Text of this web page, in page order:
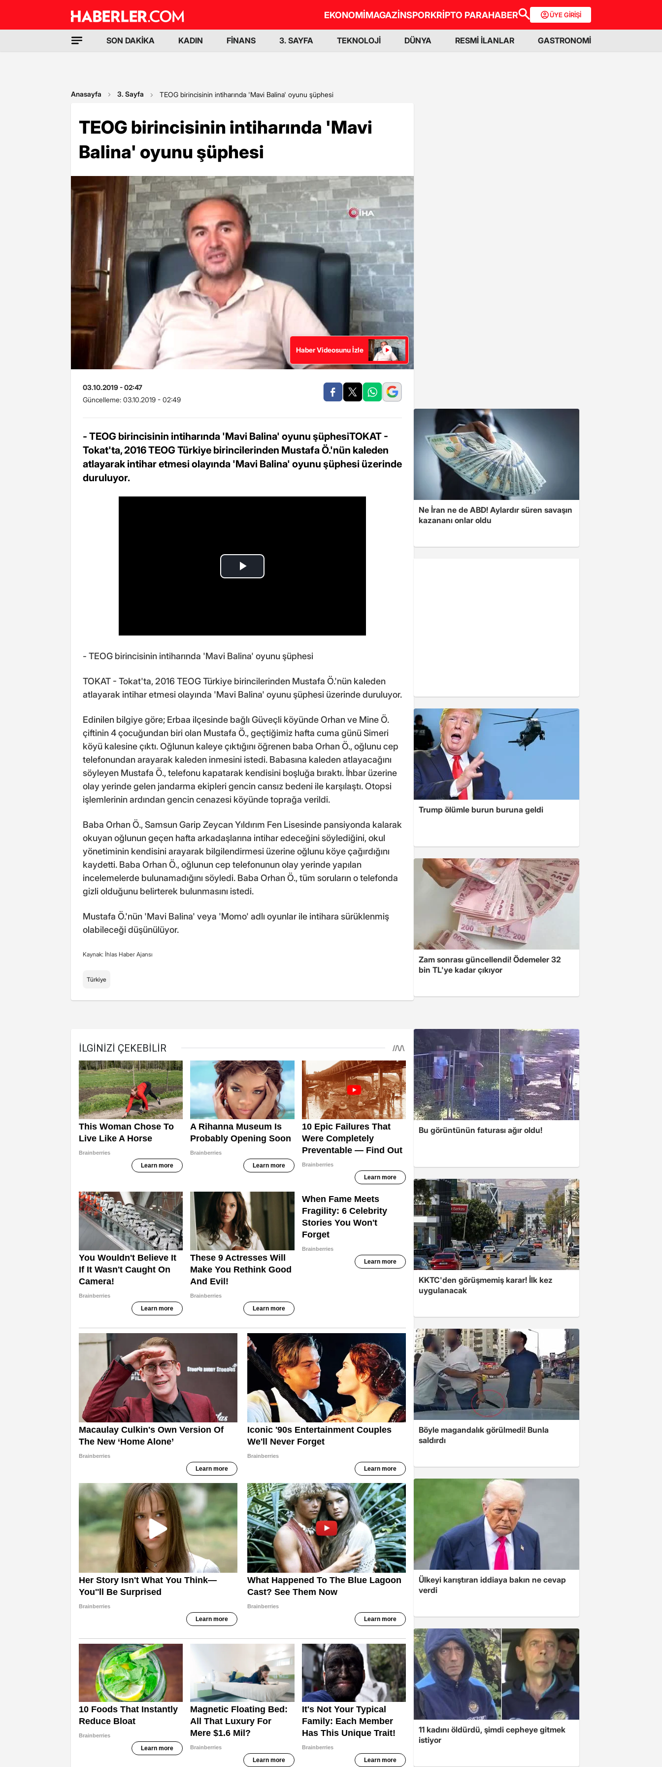
EKONOMİMAGAZİNSPORKRİPTO PARAHABER ÜYE GİRİŞİ
SON DAKİKA KADIN FİNANS 3. SAYFA TEKNOLOJİ DÜNYA RESMİ İLANLAR GASTRONOMİ
Anasayfa 3. Sayfa TEOG birincisinin intiharında 'Mavi Balina' oyunu şüphesi
TEOG birincisinin intiharında 'Mavi
Balina' oyunu şüphesi
Haber Videosunu İzle
03.10.2019 - 02:47
Güncelleme: 03.10.2019 - 02:49
- TEOG birincisinin intiharında 'Mavi Balina' oyunu şüphesiTOKAT -
Tokat'ta, 2016 TEOG Türkiye birincilerinden Mustafa Ö.'nün kaleden
atlayarak intihar etmesi olayında 'Mavi Balina' oyunu şüphesi üzerinde
duruluyor.
- TEOG birincisinin intiharında 'Mavi Balina' oyunu şüphesi
TOKAT - Tokat'ta, 2016 TEOG Türkiye birincilerinden Mustafa Ö.'nün kaleden
atlayarak intihar etmesi olayında 'Mavi Balina' oyunu şüphesi üzerinde duruluyor.
Edinilen bilgiye göre; Erbaa ilçesinde bağlı Güveçli köyünde Orhan ve Mine Ö.
çiftinin 4 çocuğundan biri olan Mustafa Ö., geçtiğimiz hafta cuma günü Simeri
köyü kalesine çıktı. Oğlunun kaleye çıktığını öğrenen baba Orhan Ö., oğlunu cep
telefonundan arayarak kaleden inmesini istedi. Babasına kaleden atlayacağını
söyleyen Mustafa Ö., telefonu kapatarak kendisini boşluğa bıraktı. İhbar üzerine
olay yerinde gelen jandarma ekipleri gencin cansız bedeni ile karşılaştı. Otopsi
işlemlerinin ardından gencin cenazesi köyünde toprağa verildi.
Baba Orhan Ö., Samsun Garip Zeycan Yıldırım Fen Lisesinde pansiyonda kalarak
okuyan oğlunun geçen hafta arkadaşlarına intihar edeceğini söylediğini, okul
yönetiminin kendisini arayarak bilgilendirmesi üzerine oğlunu köye çağırdığını
kaydetti. Baba Orhan Ö., oğlunun cep telefonunun olay yerinde yapılan
incelemelerde bulunamadığını söyledi. Baba Orhan Ö., tüm soruların o telefonda
gizli olduğunu belirterek bulunmasını istedi.
Mustafa Ö.'nün 'Mavi Balina' veya 'Momo' adlı oyunlar ile intihara sürüklenmiş
olabileceği düşünülüyor.
Kaynak: İhlas Haber Ajansı
Türkiye
Ne İran ne de ABD! Aylardır süren savaşın
kazananı onlar oldu
Trump ölümle burun buruna geldi
Zam sonrası güncellendi! Ödemeler 32
bin TL'ye kadar çıkıyor
Bu görüntünün faturası ağır oldu!
KKTC'den görüşmemiş karar! İlk kez
uygulanacak
Böyle magandalık görülmedi! Bunla
saldırdı
Ülkeyi karıştıran iddiaya bakın ne cevap
verdi
11 kadını öldürdü, şimdi cepheye gitmek
istiyor